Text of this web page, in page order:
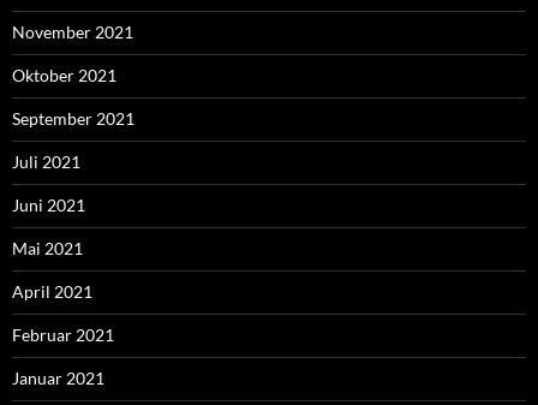
November 2021
Oktober 2021
September 2021
Juli 2021
Juni 2021
Mai 2021
April 2021
Februar 2021
Januar 2021